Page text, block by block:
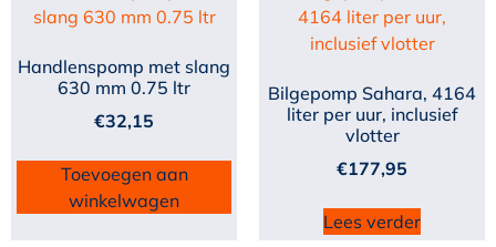
Handlenspomp met slang
630 mm 0.75 ltr
€32,15
Toevoegen aan
winkelwagen
Bilgepomp Sahara, 4164
liter per uur, inclusief
vlotter
€177,95
Lees verder